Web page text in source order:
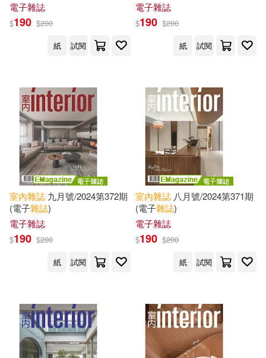
電子雜誌
$190 $200
紙
試閱
電子雜誌
$190 $200
紙
試閱
室內雜誌 九月號/2024第372期
(電子雜誌)
電子雜誌
$190 $200
紙
試閱
室內雜誌 八月號/2024第371期
(電子雜誌)
電子雜誌
$190 $200
紙
試閱